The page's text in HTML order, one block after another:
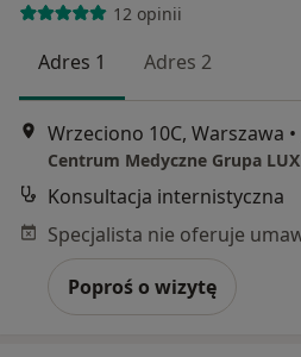
12 opinii
Adres 1 Adres 2
Wrzeciono 10C, Warszawa •
Konsultacja internistyczna
Poproś o wizytę